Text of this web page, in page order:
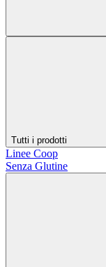
Tutti i prodotti
Linee Coop
Senza Glutine